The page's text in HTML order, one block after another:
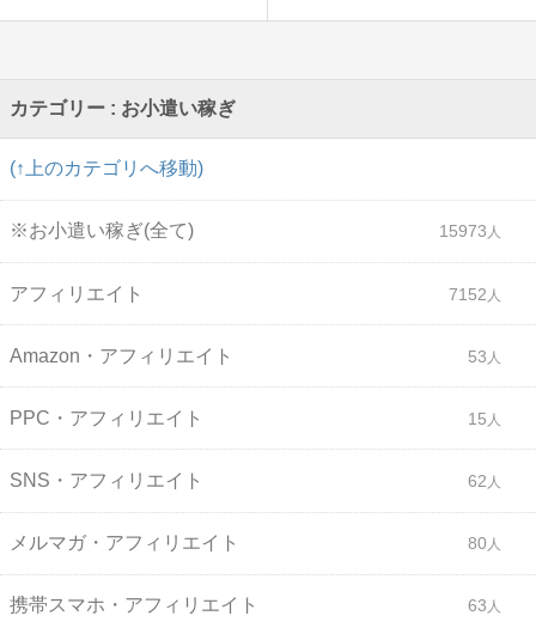
カテゴリー : お小遣い稼ぎ
(↑上のカテゴリへ移動)
※お小遣い稼ぎ(全て) 15973
アフィリエイト 7152
Amazon・アフィリエイト 53
PPC・アフィリエイト 15
SNS・アフィリエイト 62
メルマガ・アフィリエイト 80
携帯スマホ・アフィリエイト 63